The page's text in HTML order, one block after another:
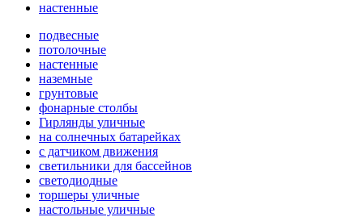
настенные
подвесные
потолочные
настенные
наземные
грунтовые
фонарные столбы
Гирлянды уличные
на солнечных батарейках
с датчиком движения
светильники для бассейнов
светодиодные
торшеры уличные
настольные уличные